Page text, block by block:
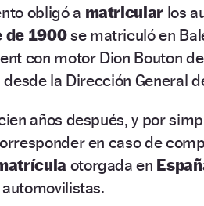
obligó a matricular los
de 1900se matriculó en
con motor Dion Bouton
la Dirección General
años después, y por
en caso de
otorgada en